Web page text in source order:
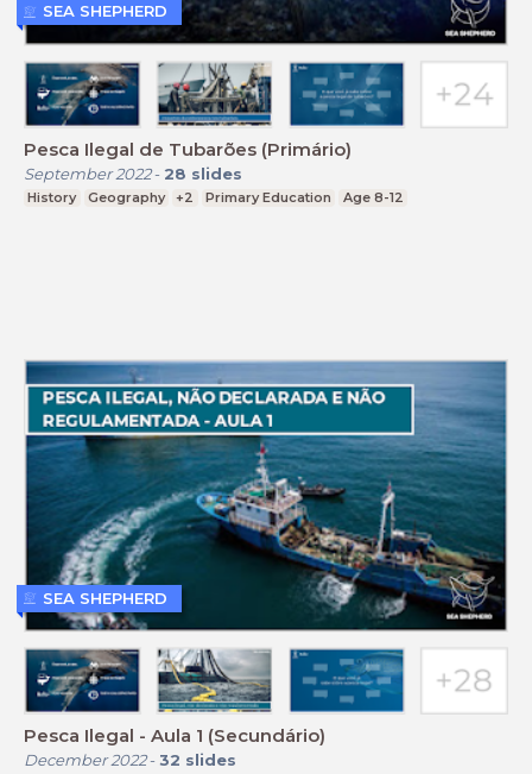
Pesca Ilegal de Tubarões (Primário)
September 2022- 28 slides
History Geography +2 Primary Education Age 8-12
SEA SHEPHERD
Pesca Ilegal - Aula 1 (Secundário)
December 2022- 32 slides
SEA SHEPHERD